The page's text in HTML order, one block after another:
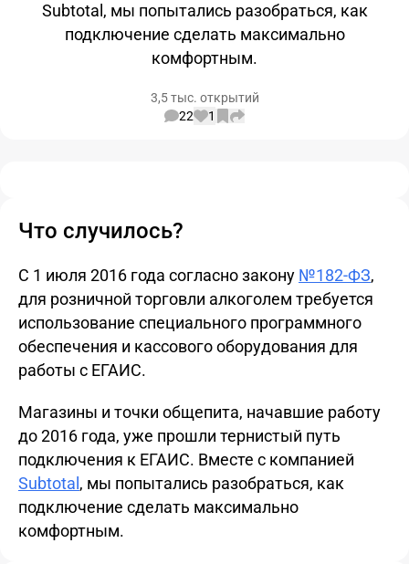
Subtotal, мы попытались разобраться, как
подключение сделать максимально
комфортным.
3,5 тыс. открытий
22
1
Что случилось?
С 1 июля 2016 года согласно закону №182-ФЗ,
для розничной торговли алкоголем требуется
использование специального программного
обеспечения и кассового оборудования для
работы с ЕГАИС.
Магазины и точки общепита, начавшие работу
до 2016 года, уже прошли тернистый путь
подключения к ЕГАИС. Вместе с компанией
Subtotal , мы попытались разобраться, как
подключение сделать максимально
комфортным.